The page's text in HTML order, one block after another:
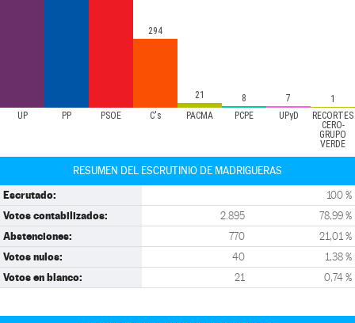
UP PP PSOE C's PACMA PCPE UPyD
RECORTES
CERO-
GRUPO
VERDE
294
21 8 7 1
RESUMEN DEL ESCRUTINIO DE MADRIGUERAS
Escrutado: 100 %
Votos contabilizados: 2.895 78,99 %
Abstenciones: 770 21,01 %
Votos nulos: 40 1,38 %
Votos en blanco: 21 0,74 %